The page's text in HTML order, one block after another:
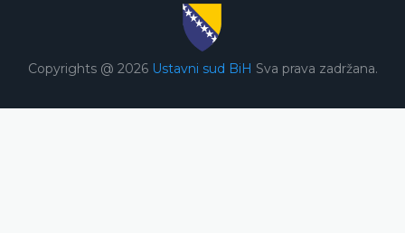
Copyrights @ 2026 Ustavni sud BiH Sva prava zadržana.